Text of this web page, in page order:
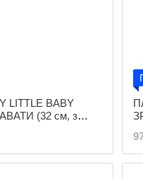
LITTLE BABY
(32 см, з